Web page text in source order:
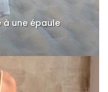
à une épaule